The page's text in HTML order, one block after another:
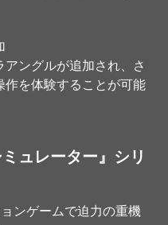
ングルが追加され、さ
作を体験することが可能
ュレーター』シリ
ンゲームで迫力の重機